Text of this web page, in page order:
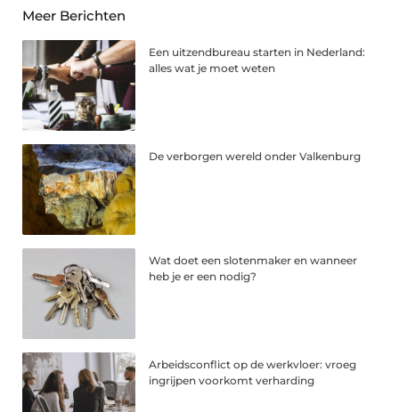
Meer Berichten
Een uitzendbureau starten in Nederland:
alles wat je moet weten
De verborgen wereld onder Valkenburg
Wat doet een slotenmaker en wanneer
heb je er een nodig?
Arbeidsconflict op de werkvloer: vroeg
ingrijpen voorkomt verharding